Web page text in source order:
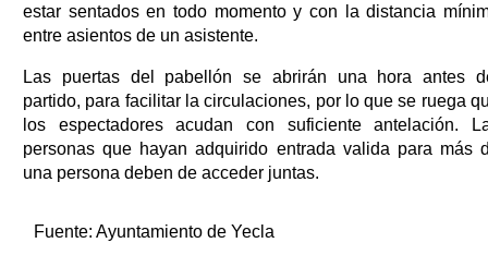
estar sentados en todo momento y con la distancia
entre asientos de un asistente.
Las puertas del pabellón se abrirán una hora antes
partido, para facilitar la circulaciones, por lo que se ruega
los espectadores acudan con suficiente antelación.
personas que hayan adquirido entrada valida para más
una persona deben de acceder juntas.
Fuente: Ayuntamiento de Yecla